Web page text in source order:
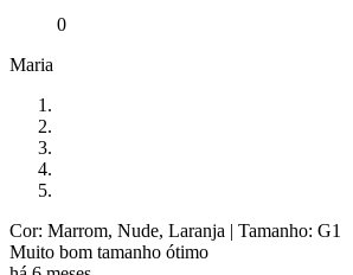
0
Maria
Cor: Marrom, Nude, Laranja | Tamanho: G1
Muito bom tamanho ótimo